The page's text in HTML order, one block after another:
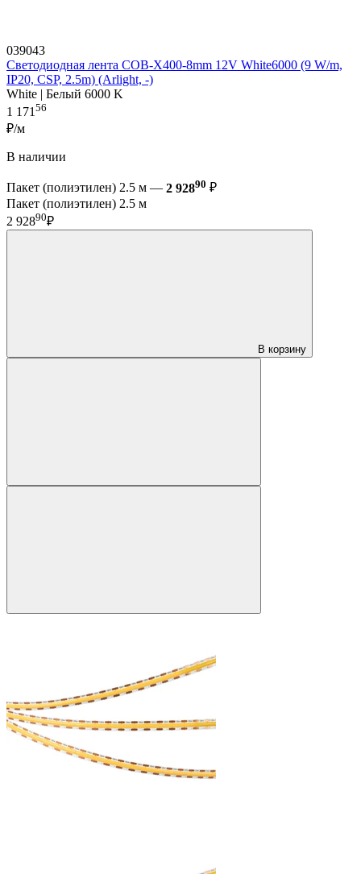
039043
Светодиодная лента COB-X400-8mm 12V White6000 (9 W/m,
IP20, CSP, 2.5m) (Arlight, -)
White | Белый 6000 K
1 171 56
₽/м
В наличии
Пакет (полиэтилен) 2.5 м — 2 92890 ₽
Пакет (полиэтилен) 2.5 м
2 92890₽
В корзину